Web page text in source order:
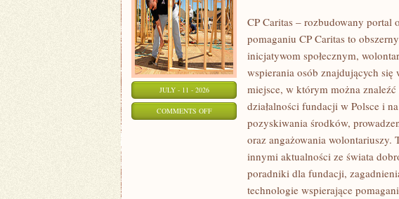
JULY - 11 - 2026
COMMENTS OFFON
POMAGAĆ?
CP Caritas – rozbudowany
pomaganiu CP Caritas to
inicjatywom społecznym,
wspierania osób znajdujących
miejsce, w którym można
działalności fundacji w Polsce i
pozyskiwania środków,
oraz angażowania wolontariuszy.
innymi aktualności ze świata
poradniki dla fundacji,
technologie wspierające